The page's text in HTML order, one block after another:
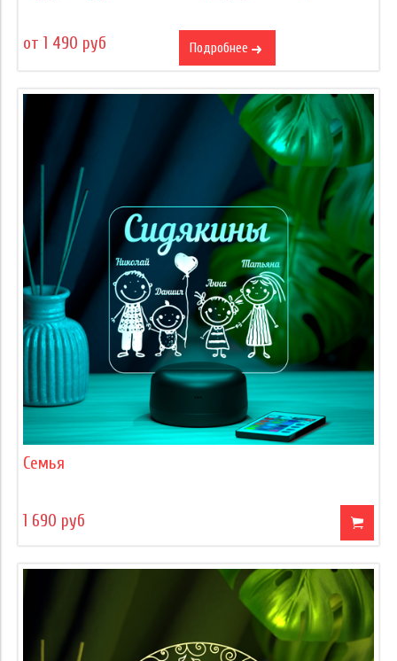
от 1 490 руб Подробнее
Семья
1 690 руб